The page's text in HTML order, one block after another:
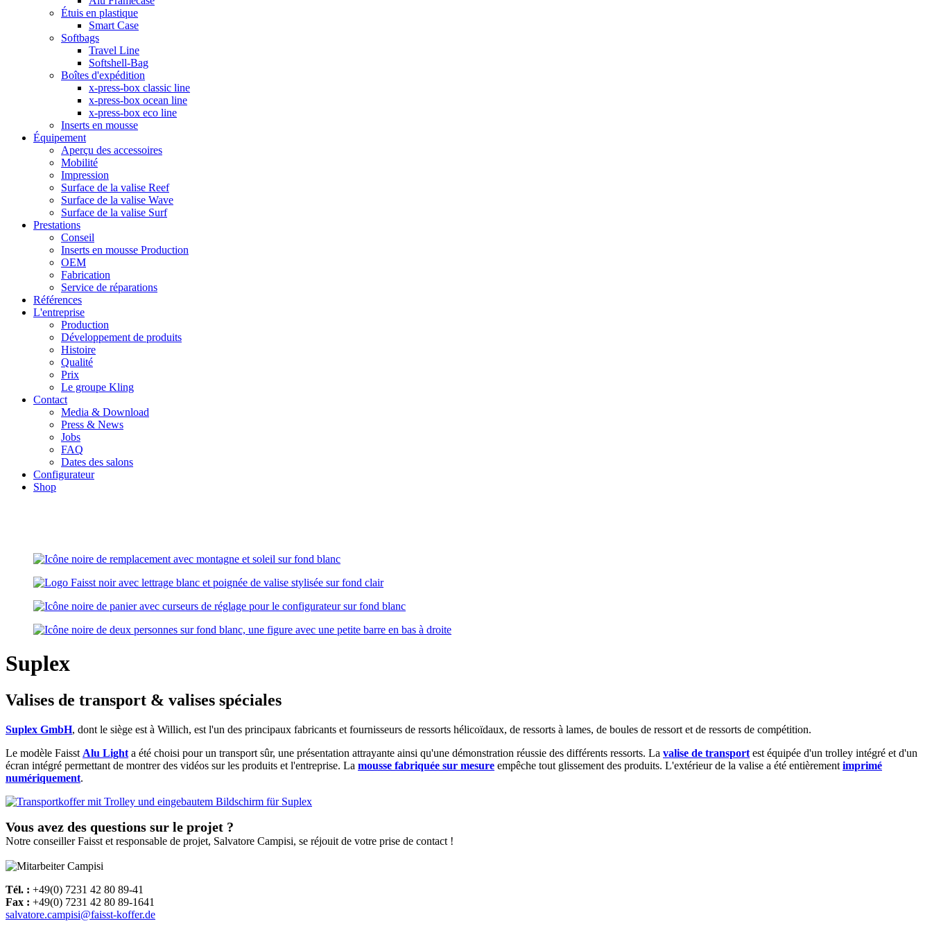
Étuis en plastique
Smart Case
Softbags
Travel Line
Softshell-Bag
Boîtes d'expédition
x-press-box classic line
x-press-box ocean line
x-press-box eco line
Inserts en mousse
Équipement
Aperçu des accessoires
Mobilité
Impression
Surface de la valise Reef
Surface de la valise Wave
Surface de la valise Surf
Prestations
Conseil
Inserts en mousse Production
OEM
Fabrication
Service de réparations
Références
L'entreprise
Production
Développement de produits
Histoire
Qualité
Prix
Le groupe Kling
Contact
Media & Download
Press & News
Jobs
FAQ
Dates des salons
Configurateur
Shop
Suplex
Valises de transport & valises spéciales
Suplex GmbH, dont le siège est à Willich, est l'un des principaux fabricants et fournisseurs de ressorts hélicoïdaux, de ressorts à lames, de boules de ressort et de ressorts de compétition.
Le modèle Faisst Alu Light a été choisi pour un transport sûr, une présentation attrayante ainsi qu'une démonstration réussie des différents ressorts. La valise de transport est équipée d'un trolley intégré et d'un
écran intégré permettant de montrer des vidéos sur les produits et l'entreprise. La mousse fabriquée sur mesure empêche tout glissement des produits. L'extérieur de la valise a été entièrement imprimé
numériquement.
Vous avez des questions sur le projet ?
Notre conseiller Faisst et responsable de projet, Salvatore Campisi, se réjouit de votre prise de contact !
Tél. : +49(0) 7231 42 80 89-41
Fax : +49(0) 7231 42 80 89-1641
salvatore.campisi@faisst-koffer.de